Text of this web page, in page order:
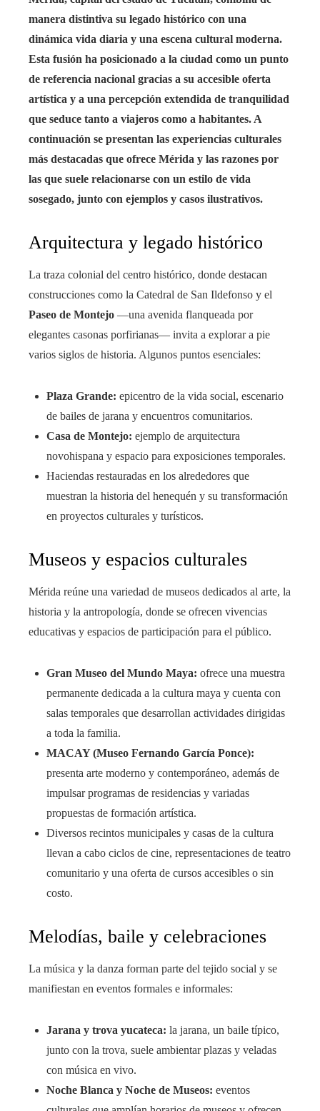
manera distintiva su legado histórico con una
dinámica vida diaria y una escena cultural moderna.
Esta fusión ha posicionado a la ciudad como un punto
de referencia nacional gracias a su accesible oferta
artística y a una percepción extendida de tranquilidad
que seduce tanto a viajeros como a habitantes. A
continuación se presentan las experiencias culturales
más destacadas que ofrece Mérida y las razones por
las que suele relacionarse con un estilo de vida
sosegado, junto con ejemplos y casos ilustrativos.
Arquitectura y legado histórico
La traza colonial del centro histórico, donde destacan
construcciones como la Catedral de San Ildefonso y el
Paseo de Montejo —una avenida flanqueada por
elegantes casonas porfirianas— invita a explorar a pie
varios siglos de historia. Algunos puntos esenciales:
Plaza Grande: epicentro de la vida social, escenario
de bailes de jarana y encuentros comunitarios.
Casa de Montejo: ejemplo de arquitectura
novohispana y espacio para exposiciones temporales.
Haciendas restauradas en los alrededores que
muestran la historia del henequén y su transformación
en proyectos culturales y turísticos.
Museos y espacios culturales
Mérida reúne una variedad de museos dedicados al arte, la
historia y la antropología, donde se ofrecen vivencias
educativas y espacios de participación para el público.
Gran Museo del Mundo Maya: ofrece una muestra
permanente dedicada a la cultura maya y cuenta con
salas temporales que desarrollan actividades dirigidas
a toda la familia.
MACAY (Museo Fernando García Ponce):
presenta arte moderno y contemporáneo, además de
impulsar programas de residencias y variadas
propuestas de formación artística.
Diversos recintos municipales y casas de la cultura
llevan a cabo ciclos de cine, representaciones de teatro
comunitario y una oferta de cursos accesibles o sin
costo.
Melodías, baile y celebraciones
La música y la danza forman parte del tejido social y se
manifiestan en eventos formales e informales:
Jarana y trova yucateca: la jarana, un baile típico,
junto con la trova, suele ambientar plazas y veladas
con música en vivo.
Noche Blanca y Noche de Museos: eventos